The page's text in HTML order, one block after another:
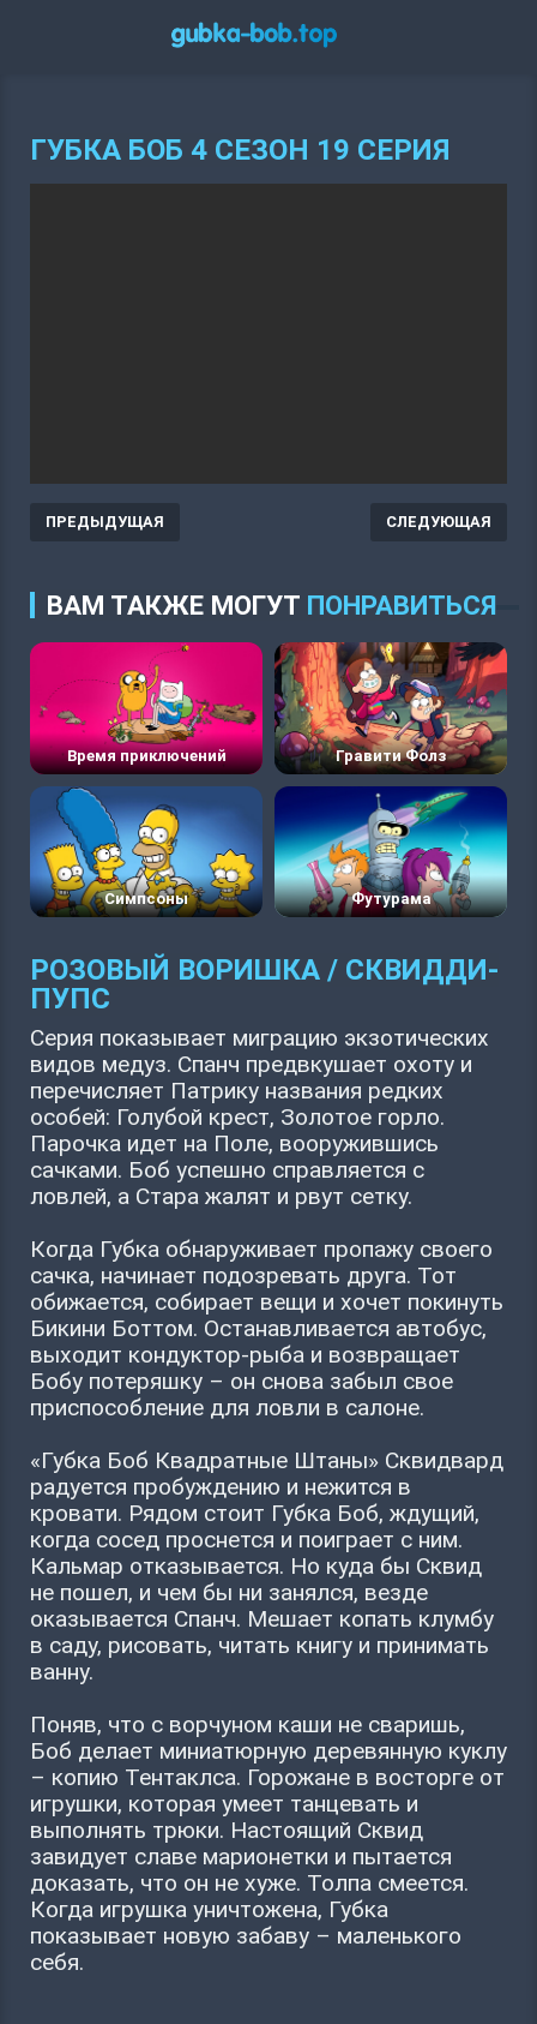
ГУБКА БОБ 4 СЕЗОН 19 СЕРИЯ
ПРЕДЫДУЩАЯ СЛЕДУЮЩАЯ
ВАМ ТАКЖЕ МОГУТ ПОНРАВИТЬСЯ
Время приключений Гравити Фолз
Симпсоны Футурама
РОЗОВЫЙ ВОРИШКА / СКВИДДИ-
ПУПС
Серия показывает миграцию экзотических
видов медуз. Спанч предвкушает охоту и
перечисляет Патрику названия редких
особей: Голубой крест, Золотое горло.
Парочка идет на Поле, вооружившись
сачками. Боб успешно справляется с
ловлей, а Стара жалят и рвут сетку.
Когда Губка обнаруживает пропажу своего
сачка, начинает подозревать друга. Тот
обижается, собирает вещи и хочет покинуть
Бикини Боттом. Останавливается автобус,
выходит кондуктор-рыба и возвращает
Бобу потеряшку – он снова забыл свое
приспособление для ловли в салоне.
«Губка Боб Квадратные Штаны» Сквидвард
радуется пробуждению и нежится в
кровати. Рядом стоит Губка Боб, ждущий,
когда сосед проснется и поиграет с ним.
Кальмар отказывается. Но куда бы Сквид
не пошел, и чем бы ни занялся, везде
оказывается Спанч. Мешает копать клумбу
в саду, рисовать, читать книгу и принимать
ванну.
Поняв, что с ворчуном каши не сваришь,
Боб делает миниатюрную деревянную куклу
– копию Тентаклса. Горожане в восторге от
игрушки, которая умеет танцевать и
выполнять трюки. Настоящий Сквид
завидует славе марионетки и пытается
доказать, что он не хуже. Толпа смеется.
Когда игрушка уничтожена, Губка
показывает новую забаву – маленького
себя.